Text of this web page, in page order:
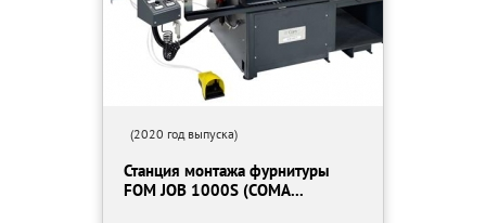
(2020 год выпуска)
Станция монтажа фурнитуры
FOM JOB 1000S (COMA...